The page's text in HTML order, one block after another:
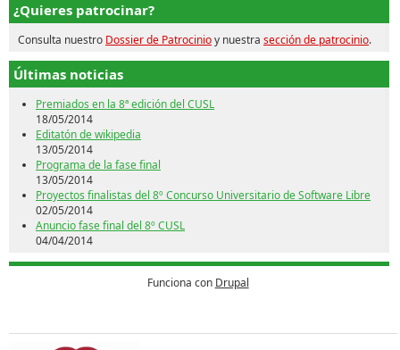
¿Quieres patrocinar?
Consulta nuestro Dossier de Patrocinioy nuestra sección de patrocinio.
Últimas noticias
Premiados en la 8ª edición del CUSL
18/05/2014
Editatón de wikipedia
13/05/2014
Programa de la fase final
13/05/2014
Proyectos finalistas del 8º Concurso Universitario de Software Libre
02/05/2014
Anuncio fase final del 8º CUSL
04/04/2014
Funciona con Drupal